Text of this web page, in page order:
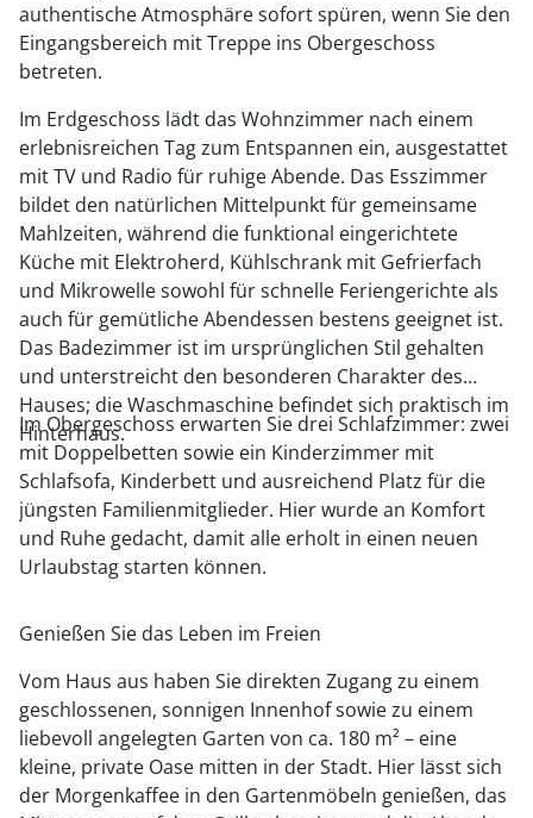
authentische Atmosphäre sofort spüren, wenn Sie den
Eingangsbereich mit Treppe ins Obergeschoss
betreten.
Im Erdgeschoss lädt das Wohnzimmer nach einem
erlebnisreichen Tag zum Entspannen ein, ausgestattet
mit TV und Radio für ruhige Abende. Das Esszimmer
bildet den natürlichen Mittelpunkt für gemeinsame
Mahlzeiten, während die funktional eingerichtete
Küche mit Elektroherd, Kühlschrank mit Gefrierfach
und Mikrowelle sowohl für schnelle Feriengerichte als
auch für gemütliche Abendessen bestens geeignet ist.
Das Badezimmer ist im ursprünglichen Stil gehalten
und unterstreicht den besonderen Charakter des
Hauses; die Waschmaschine befindet sich praktisch im
Hinterhaus.
Im Obergeschoss erwarten Sie drei Schlafzimmer: zwei
mit Doppelbetten sowie ein Kinderzimmer mit
Schlafsofa, Kinderbett und ausreichend Platz für die
jüngsten Familienmitglieder. Hier wurde an Komfort
und Ruhe gedacht, damit alle erholt in einen neuen
Urlaubstag starten können.
Genießen Sie das Leben im Freien
Vom Haus aus haben Sie direkten Zugang zu einem
geschlossenen, sonnigen Innenhof sowie zu einem
liebevoll angelegten Garten von ca. 180 m² – eine
kleine, private Oase mitten in der Stadt. Hier lässt sich
der Morgenkaffee in den Gartenmöbeln genießen, das